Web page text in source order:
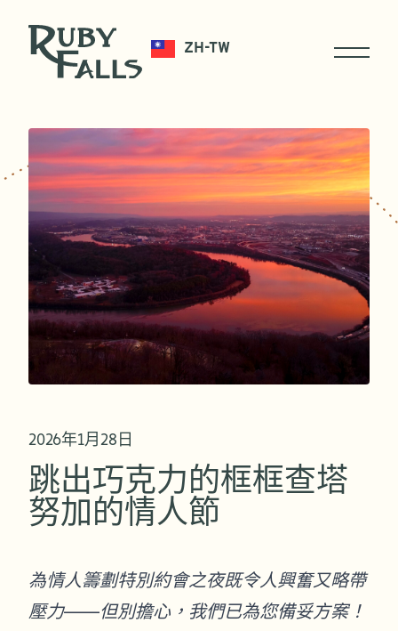
ZH-TW
2026年1月28日
跳出巧克力的框框查塔
努加的情人節
為情人籌劃特別約會之夜既令人興奮又略帶
壓力——但別擔心，我們已為您備妥方案！